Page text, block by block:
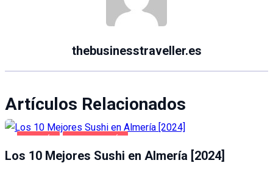
thebusinesstraveller.es
Artículos Relacionados
Los 10 Mejores Sushi en Almería [2024]